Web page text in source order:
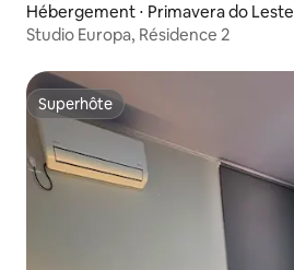
Hébergement ⋅ Primavera do Leste
Studio Europa, Résidence 2
Superhôte
Superhôte